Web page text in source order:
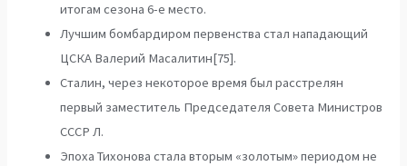
итогам сезона 6-е место.
Лучшим бомбардиром первенства стал нападающий
ЦСКА Валерий Масалитин[75].
Сталин, через некоторое время был расстрелян
первый заместитель Председателя Совета Министров
СССР Л.
Эпоха Тихонова стала вторым «золотым» периодом не